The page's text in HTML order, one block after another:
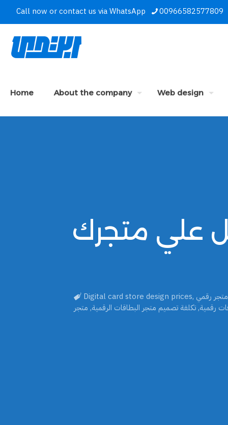
Call now or contact us via WhatsApp 00966582577809
Home About the company Web design
علي متجرك
Digital card store design prices, رقمي
رقمية, تكلفة تصميم متجر البطاقات الرقمية, متجر